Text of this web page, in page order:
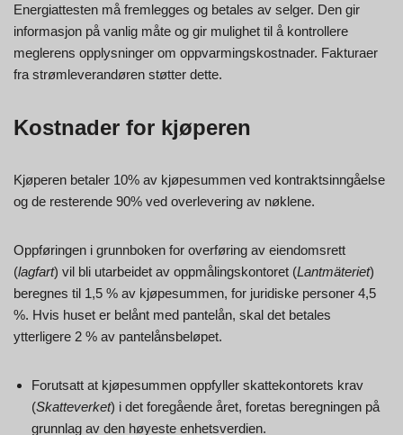
Energiattesten må fremlegges og betales av selger. Den gir
informasjon på vanlig måte og gir mulighet til å kontrollere
meglerens opplysninger om oppvarmingskostnader. Fakturaer
fra strømleverandøren støtter dette.
Kostnader for kjøperen
Kjøperen betaler 10% av kjøpesummen ved kontraktsinngåelse
og de resterende 90% ved overlevering av nøklene.
Oppføringen i grunnboken for overføring av eiendomsrett
(lagfart) vil bli utarbeidet av oppmålingskontoret (Lantmäteriet)
beregnes til 1,5 % av kjøpesummen, for juridiske personer 4,5
%. Hvis huset er belånt med pantelån, skal det betales
ytterligere 2 % av pantelånsbeløpet.
Forutsatt at kjøpesummen oppfyller skattekontorets krav
(Skatteverket) i det foregående året, foretas beregningen på
grunnlag av den høyeste enhetsverdien.